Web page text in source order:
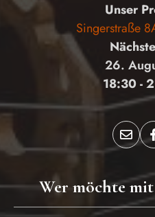
Unser
Singerstraße
26.
18:30 -
Wer möchte